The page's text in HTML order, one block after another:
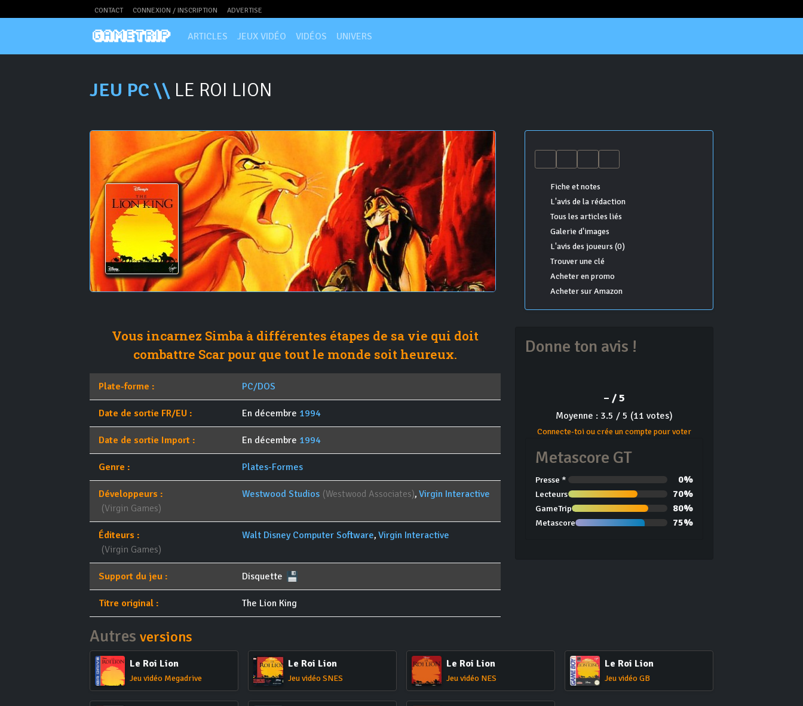
CONTACT CONNEXION / INSCRIPTION ADVERTISE
ARTICLES JEUX VIDÉO VIDÉOS UNIVERS
JEU PC \\ LE ROI LION
Fiche et notes
L'avis de la rédaction
Tous les articles liés
Galerie d'images
L'avis des joueurs (0)
Trouver une clé
Acheter en promo
Acheter sur Amazon
Vous incarnez Simba à différentes étapes de sa vie qui doit
combattre Scar pour que tout le monde soit heureux.
Plate-forme : PC/DOS
Date de sortie FR/EU : En décembre 1994
Date de sortie Import : En décembre 1994
Genre : Plates-Formes
Développeurs : Westwood Studios (Westwood Associates),Virgin Interactive
(Virgin Games)
Éditeurs : Walt Disney Computer Software,Virgin Interactive
(Virgin Games)
Support du jeu : Disquette
Titre original : The Lion King
Donne ton avis !
– / 5
Moyenne : 3.5 / 5 (11 votes)
Connecte-toi ou crée un compte pour voter
Metascore GT
Presse * 0%
Lecteurs 70%
GameTrip 80%
Metascore 75%
Autres versions
Le Roi Lion
Jeu vidéo Megadrive
Le Roi Lion
Jeu vidéo SNES
Le Roi Lion
Jeu vidéo NES
Le Roi Lion
Jeu vidéo GB